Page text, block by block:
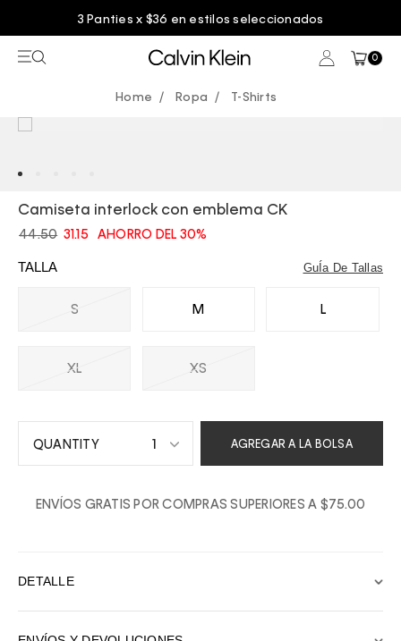
3 Panties x $36 en estilos seleccionados
0
Ropa T-Shirts
Camiseta interlock con emblema CK
44.50 31.15 AHORRO DEL 30%
TALLA
S M L
XL XS
GuÍa De Tallas
1
2
AGREGAR A LA BOLSA
ENVÍOS GRATIS POR COMPRAS SUPERIORES A $75.00
DETALLE